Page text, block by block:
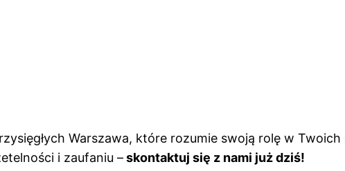
Warszawa, które rozumie swoją rolę w
i zaufaniu –skontaktuj się z nami już dziś!